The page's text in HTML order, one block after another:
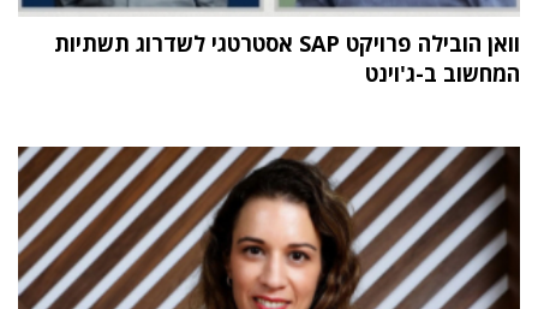
וואן הובילה פרויקט SAP אסטרטגי לשדרוג תשתיות
המחשוב ב-ג'וינט